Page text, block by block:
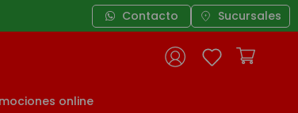
3 cuotas sin interés a
Contacto Sucursales
online